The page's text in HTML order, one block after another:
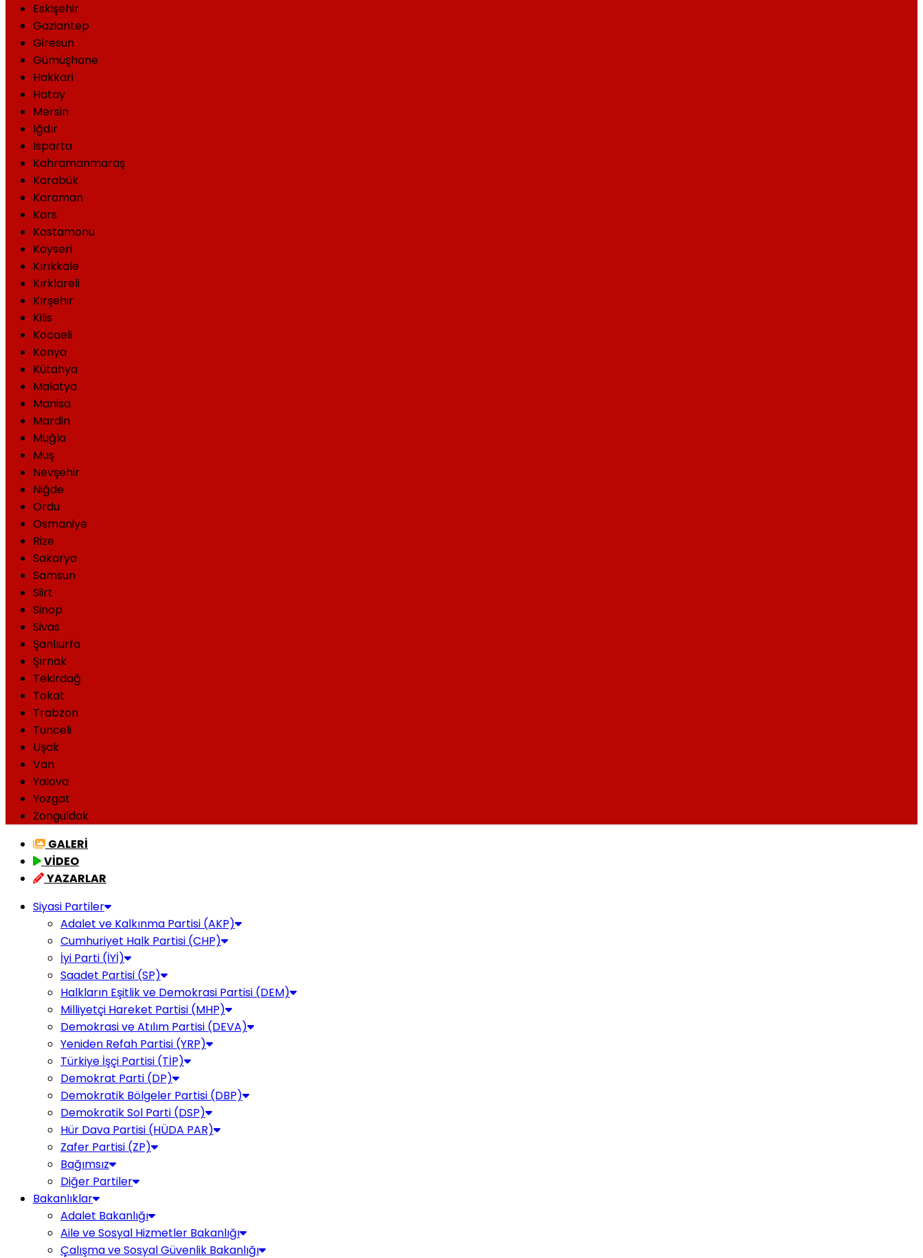
Eskişehir
Gaziantep
Giresun
Gümüşhane
Hakkari
Hatay
Mersin
Iğdır
Isparta
Kahramanmaraş
Karabük
Karaman
Kars
Kastamonu
Kayseri
Kırıkkale
Kırklareli
Kırşehir
Kilis
Kocaeli
Konya
Kütahya
Malatya
Manisa
Mardin
Muğla
Muş
Nevşehir
Niğde
Ordu
Osmaniye
Rize
Sakarya
Samsun
Siirt
Sinop
Sivas
Şanlıurfa
Şırnak
Tekirdağ
Tokat
Trabzon
Tunceli
Uşak
Van
Yalova
Yozgat
Zonguldak
GALERİ
VİDEO
YAZARLAR
Siyasi Partiler
Adalet ve Kalkınma Partisi (AKP)
Cumhuriyet Halk Partisi (CHP)
İyi Parti (İYİ)
Saadet Partisi (SP)
Halkların Eşitlik ve Demokrasi Partisi (DEM)
Milliyetçi Hareket Partisi (MHP)
Demokrasi ve Atılım Partisi (DEVA)
Yeniden Refah Partisi (YRP)
Türkiye İşçi Partisi (TİP)
Demokrat Parti (DP)
Demokratik Bölgeler Partisi (DBP)
Demokratik Sol Parti (DSP)
Hür Dava Partisi (HÜDA PAR)
Zafer Partisi (ZP)
Bağımsız
Diğer Partiler
Bakanlıklar
Adalet Bakanlığı
Aile ve Sosyal Hizmetler Bakanlığı
Çalışma ve Sosyal Güvenlik Bakanlığı